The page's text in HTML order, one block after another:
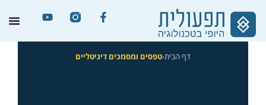
דף הבית‹טפסים ומסמכים דיגיטליים